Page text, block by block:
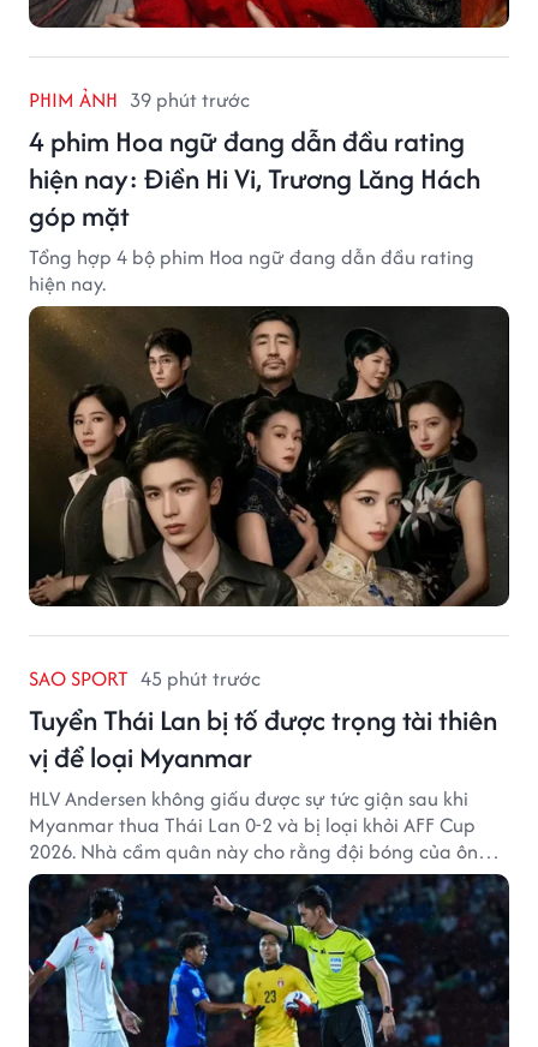
PHIM ẢNH 39 phút trước
4 phim Hoa ngữ đang dẫn đầu rating
hiện nay: Điền Hi Vi, Trương Lăng Hách
góp mặt
Tổng hợp 4 bộ phim Hoa ngữ đang dẫn đầu rating
hiện nay.
SAO SPORT 45 phút trước
Tuyển Thái Lan bị tố được trọng tài thiên
vị để loại Myanmar
HLV Andersen không giấu được sự tức giận sau khi
Myanmar thua Thái Lan 0-2 và bị loại khỏi AFF Cup
2026. Nhà cầm quân này cho rằng đội bóng của ông
thất bại bởi những quyết định từ tổ trọng tài.